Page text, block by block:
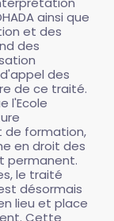
ainsi que
et des
des
des
de ce traité.
l'Ecole
de formation,
en droit des
permanent.
le traité
désormais
lieu et place
Cette